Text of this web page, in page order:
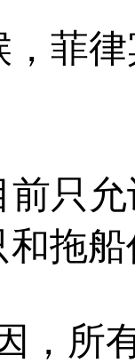
菲律
只允
拖
，所